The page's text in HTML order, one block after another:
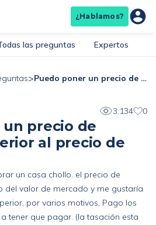
¿Hablamos?
las preguntas Expertos
> Puedo poner un precio de escritura superior al precio de compra.
3.134 0
precio de
al precio de
un casa chollo. el precio de
del valor de mercado y me gustaría
por varios motivos, Pago los
tener que pagar. (la tasación esta